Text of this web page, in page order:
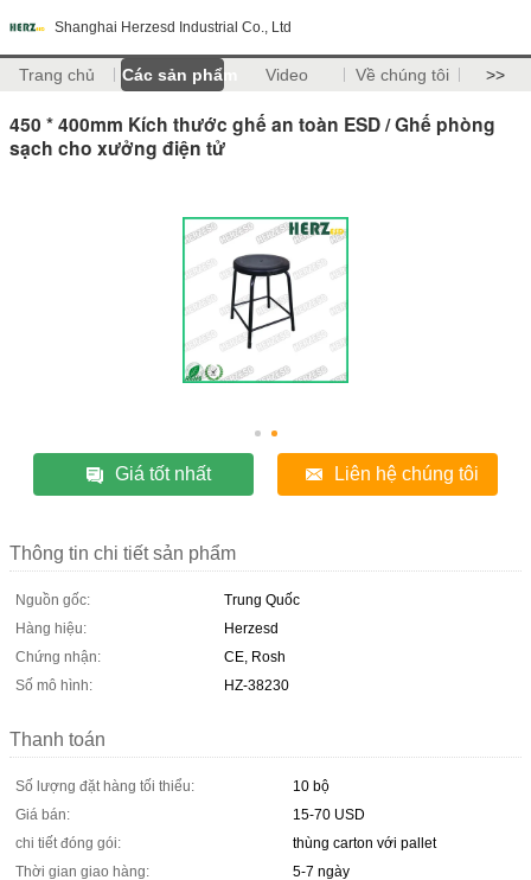
Shanghai Herzesd Industrial Co., Ltd
Trang chủ Các sản phẩm Video Về chúng tôi >>
450 * 400mm Kích thước ghế an toàn ESD / Ghế phòng
sạch cho xưởng điện tử
Giá tốt nhất Liên hệ chúng tôi
Thông tin chi tiết sản phẩm
Nguồn gốc:
Trung Quốc
Hàng hiệu:
Herzesd
Chứng nhận:
CE, Rosh
Số mô hình:
HZ-38230
Thanh toán
Số lượng đặt hàng tối thiểu:
10 bộ
Giá bán:
15-70 USD
chi tiết đóng gói:
thùng carton với pallet
Thời gian giao hàng:
5-7 ngày